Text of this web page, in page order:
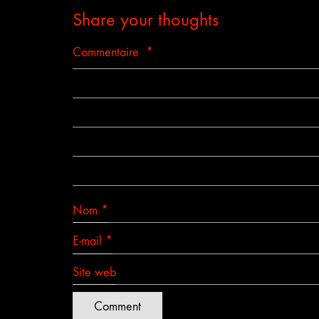
Share your thoughts
Commentaire *
Nom *
E-mail *
Site web